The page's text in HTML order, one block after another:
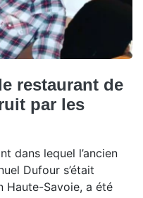
restaurant de
par les
dans lequel l’ancien
Dufour s’était
Haute-Savoie, a été